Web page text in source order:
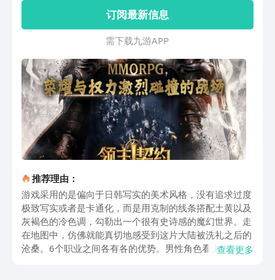
订阅最新信息
需 下 载 九 游 A P P
推荐理由：
游戏采用的是偏向于日韩写实的美术风格，没有追求过度
极致写实或者是卡通化，而是用克制的线条搭配土黄以及
灰褐色的冷色调，勾勒出一个很有史诗感的魔幻世界。走
在地图中，仿佛就能真切地感受到这片大陆被洗礼之后的
沧桑。6个职业之间各有各的优势。男性角色看上去比较
查看更多